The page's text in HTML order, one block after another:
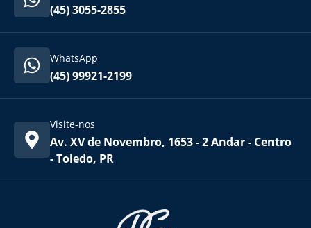
(45) 3055-2855
WhatsApp
(45) 99921-2199
Visite-nos
Av. XV de Novembro, 1653 - 2 Andar - Centro
- Toledo, PR